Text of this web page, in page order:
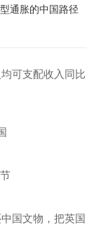
通胀的中国路径
可支配收入同比
国文物，把英国